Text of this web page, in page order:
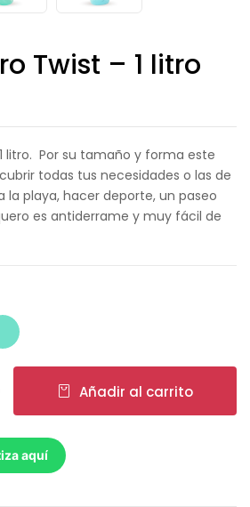
Twist – 1 litro
litro. Por su tamaño y forma este
todas tus necesidades o las de
la playa, hacer deporte, un paseo
es antiderrame y muy fácil de
Añadir al carrito
aquí